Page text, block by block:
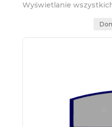
Wyświetlanie